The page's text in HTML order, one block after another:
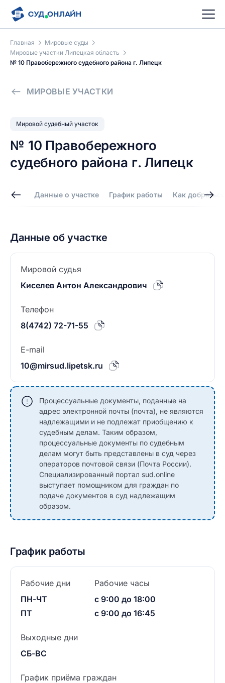
Главная
Мировые суды
Мировые участки Липецкая область
№ 10 Правобережного судебного района г. Липецк
МИРОВЫЕ УЧАСТКИ
Мировой судебный участок
№ 10 Правобережного
судебного района г. Липецк
Данные о участке График работы Как добраться
Данные об участке
Мировой судья
Киселев Антон Александрович
Телефон
8(4742) 72-71-55
E-mail
10@mirsud.lipetsk.ru
Процессуальные документы, поданные на
адрес электронной почты (почта), не являются
надлежащими и не подлежат приобщению к
судебным делам. Таким образом,
процессуальные документы по судебным
делам могут быть представлены в суд через
операторов почтовой связи (Почта России).
Специализированный портал sud.online
выступает помощником для граждан по
подаче документов в суд надлежащим
образом.
График работы
Рабочие дни
ПН-ЧТ
ПТ
Рабочие часы
с 9:00 до 18:00
с 9:00 до 16:45
Выходные дни
СБ-ВС
График приёма граждан